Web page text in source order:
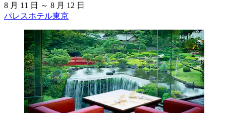
8 月 11 日 ～ 8 月 12 日
パレスホテル東京